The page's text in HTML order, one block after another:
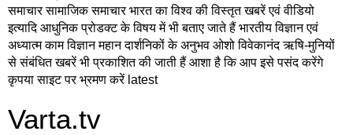
समाचार सामाजिक समाचार भारत का विश्व की विस्तृत खबरें एवं वीडियो
इत्यादि आधुनिक प्रोडक्ट के विषय में भी बताए जाते हैं भारतीय विज्ञान एवं
अध्यात्म काम विज्ञान महान दार्शनिकों के अनुभव ओशो विवेकानंद ऋषि-मुनियों
से संबंधित खबरें भी प्रकाशित की जाती हैं आशा है कि आप इसे पसंद करेंगे
कृपया साइट पर भ्रमण करें latest
Varta.tv